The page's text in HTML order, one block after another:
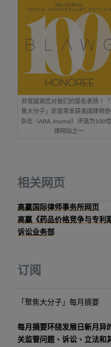
非常感谢您对我们的提名表扬！「
焦大分子」非常荣幸获美国律师协
杂志（ABA Journal）评选为100
律网站之一
相关网页
高赢国际律师事务所网页
高赢《药品价格竞争与专利
诉讼业务部
订阅
「聚焦大分子」每月摘要
每月摘要环绕发展日新月异
关监管问题、诉讼、立法和